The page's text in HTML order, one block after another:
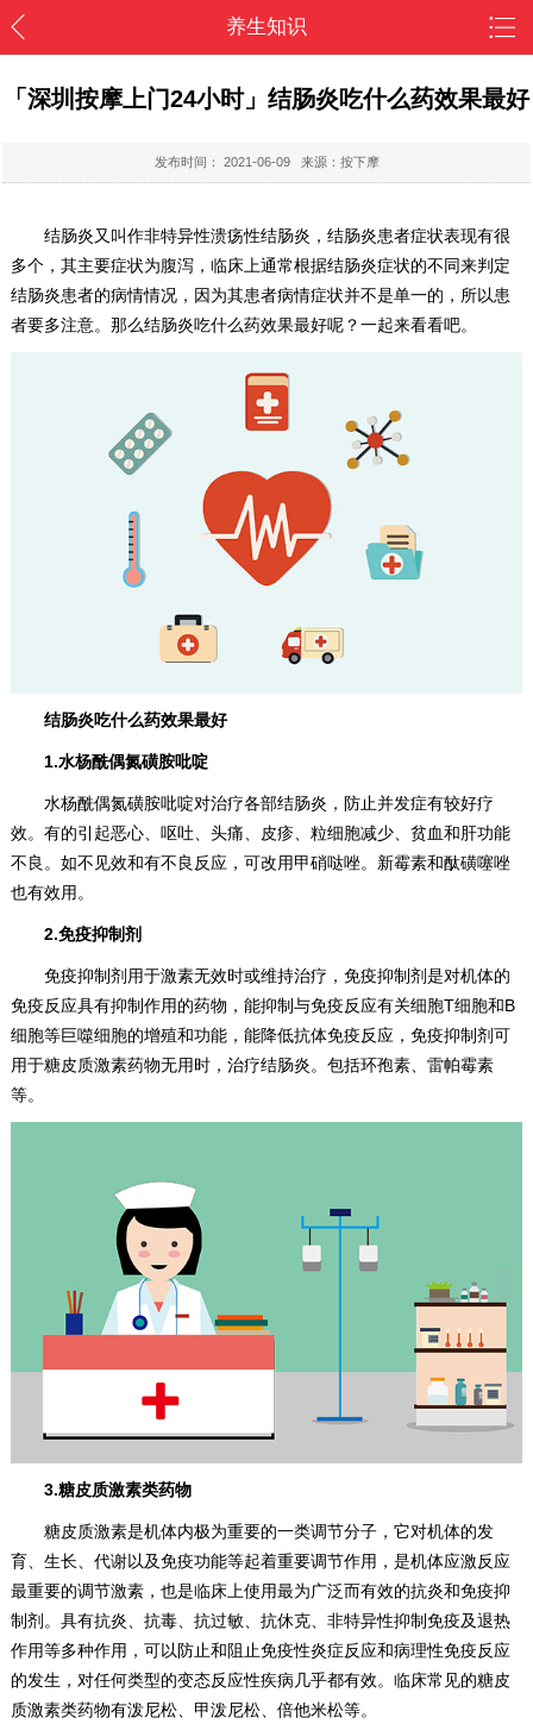
养生知识
「深圳按摩上门24小时」结肠炎吃什么药效果最好
发布时间： 2021-06-09来源：按下摩
结肠炎又叫作非特异性溃疡性结肠炎，结肠炎患者症状表现有很
多个，其主要症状为腹泻，临床上通常根据结肠炎症状的不同来判定
结肠炎患者的病情情况，因为其患者病情症状并不是单一的，所以患
者要多注意。那么结肠炎吃什么药效果最好呢？一起来看看吧。
结肠炎吃什么药效果最好
1.水杨酰偶氮磺胺吡啶
水杨酰偶氮磺胺吡啶对治疗各部结肠炎，防止并发症有较好疗
效。有的引起恶心、呕吐、头痛、皮疹、粒细胞减少、贫血和肝功能
不良。如不见效和有不良反应，可改用甲硝哒唑。新霉素和酞磺噻唑
也有效用。
2.免疫抑制剂
免疫抑制剂用于激素无效时或维持治疗，免疫抑制剂是对机体的
免疫反应具有抑制作用的药物，能抑制与免疫反应有关细胞T细胞和B
细胞等巨噬细胞的增殖和功能，能降低抗体免疫反应，免疫抑制剂可
用于糖皮质激素药物无用时，治疗结肠炎。包括环孢素、雷帕霉素
等。
3.糖皮质激素类药物
糖皮质激素是机体内极为重要的一类调节分子，它对机体的发
育、生长、代谢以及免疫功能等起着重要调节作用，是机体应激反应
最重要的调节激素，也是临床上使用最为广泛而有效的抗炎和免疫抑
制剂。具有抗炎、抗毒、抗过敏、抗休克、非特异性抑制免疫及退热
作用等多种作用，可以防止和阻止免疫性炎症反应和病理性免疫反应
的发生，对任何类型的变态反应性疾病几乎都有效。临床常见的糖皮
质激素类药物有泼尼松、甲泼尼松、倍他米松等。